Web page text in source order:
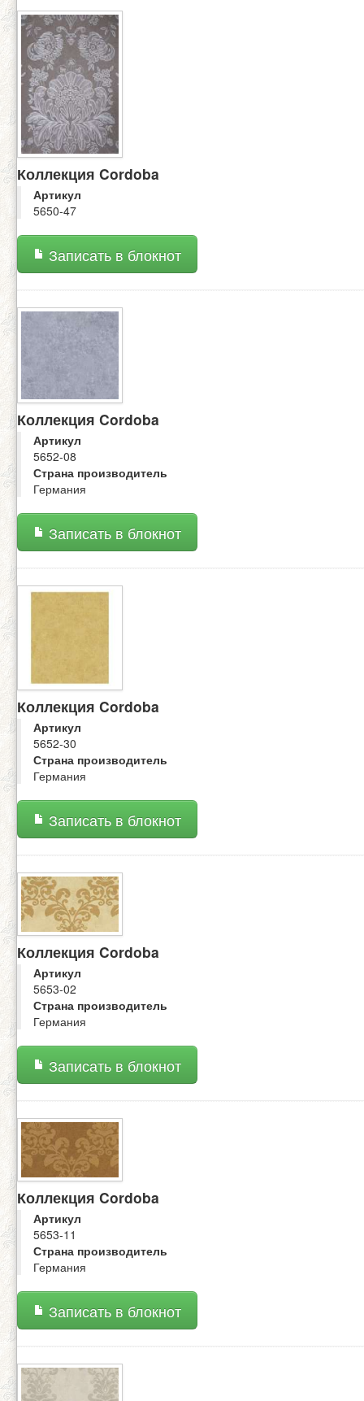
Коллекция Cordoba
Артикул
5650-47
Записать в блокнот
Коллекция Cordoba
Артикул
5652-08
Страна производитель
Германия
Записать в блокнот
Коллекция Cordoba
Артикул
5652-30
Страна производитель
Германия
Записать в блокнот
Коллекция Cordoba
Артикул
5653-02
Страна производитель
Германия
Записать в блокнот
Коллекция Cordoba
Артикул
5653-11
Страна производитель
Германия
Записать в блокнот